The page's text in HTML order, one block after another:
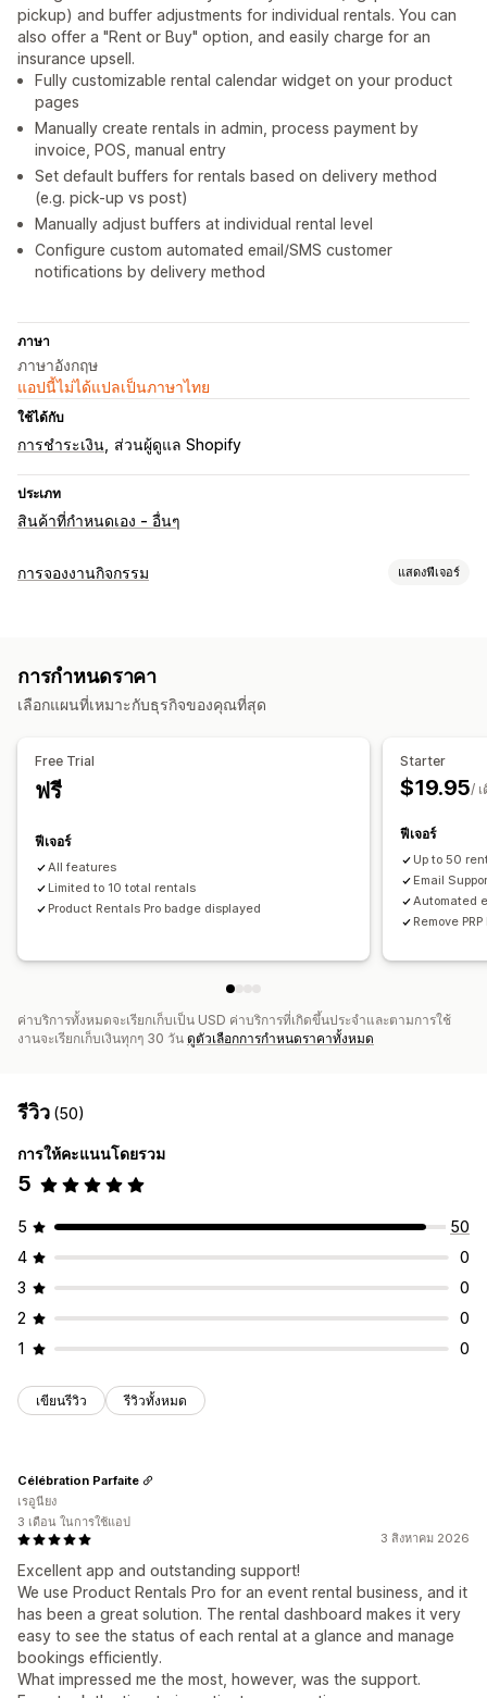
pickup) and buffer adjustments for individual rentals. You can
also offer a "Rent or Buy" option, and easily charge for an
insurance upsell.
Fully customizable rental calendar widget on your product
pages
Manually create rentals in admin, process payment by
invoice, POS, manual entry
Set default buffers for rentals based on delivery method
(e.g. pick-up vs post)
Manually adjust buffers at individual rental level
Configure custom automated email/SMS customer
notifications by delivery method
ภาษา
ภาษาอังกฤษ
แอปนี้ไม่ได้แปลเป็นภาษาไทย
ใช้ได้กับ
การชำระเงิน ส่วนผู้ดูแล Shopify
ประเภท
สินค้าที่กำหนดเอง - อื่นๆ
การจองงานกิจกรรม แสดงฟีเจอร์
การจัดการการจอง
การกำหนดเวลา บล็อกวันที่
การปรับแต่ง
CSS ที่กำหนดเอง
การกำหนดราคา
เลือกแผนที่เหมาะกับธุรกิจของคุณที่สุด
Free Trial
ฟรี
ฟีเจอร์
All features
Limited to 10 total rentals
Product Rentals Pro badge displayed
Starter
$19.95/
ฟีเจอร์
Up to 50
Email
Automated
Remove
ค่าบริการทั้งหมดจะเรียกเก็บเป็น USD ค่าบริการที่เกิดขึ้นประจำและตามการใช้
งานจะเรียกเก็บเงินทุกๆ 30 วัน ดูตัวเลือกการกำหนดราคาทั้งหมด
รีวิว (50)
การให้คะแนนโดยรวม
5
5
50
4
0
3
0
2
0
1
0
เขียนรีวิว รีวิวทั้งหมด
3 สิงหาคม 2026
Excellent app and outstanding support!
We use Product Rentals Pro for an event rental business, and it
has been a great solution. The rental dashboard makes it very
easy to see the status of each rental at a glance and manage
bookings efficiently.
What impressed me the most, however, was the support.
Célébration Parfaite
เรอูนียง
3 เดือน ในการใช้แอป